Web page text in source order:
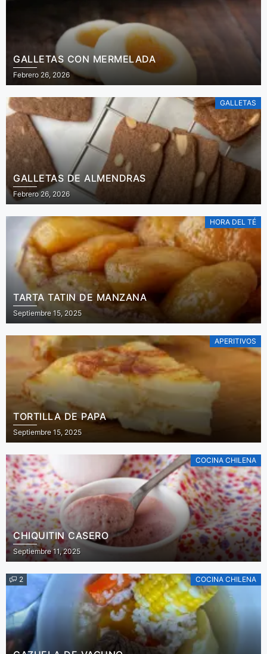
GALLETAS CON MERMELADA
Febrero 26, 2026
GALLETAS
GALLETAS DE ALMENDRAS
Febrero 26, 2026
HORA DEL TÉ
TARTA TATIN DE MANZANA
Septiembre 15, 2025
APERITIVOS
TORTILLA DE PAPA
Septiembre 15, 2025
COCINA CHILENA
CHIQUITIN CASERO
Septiembre 11, 2025
2 COCINA CHILENA